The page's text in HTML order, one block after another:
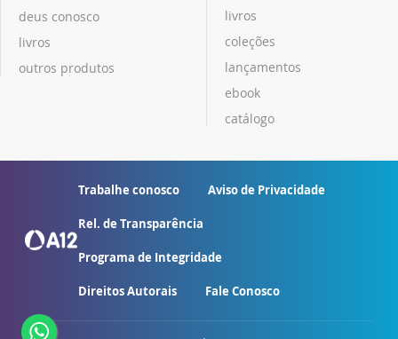
deus conosco
livros
outros produtos
livros
coleções
lançamentos
ebook
catálogo
Trabalhe conosco Aviso de Privacidade
Rel. de Transparência
Programa de Integridade
Direitos Autorais Fale Conosco